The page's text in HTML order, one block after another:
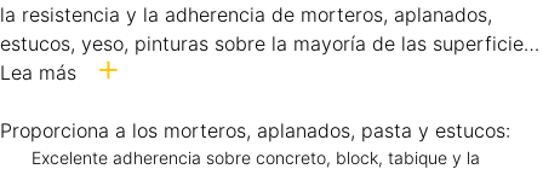
la resistencia y la adherencia de morteros, aplanados,
estucos, yeso, pinturas sobre la mayoría de las superficies
comunes en la construcción. Además de sellado de las
Tipo I.
Lea más
Proporciona a los morteros, aplanados, pasta y estucos:
Excelente adherencia sobre concreto, block, tabique y la